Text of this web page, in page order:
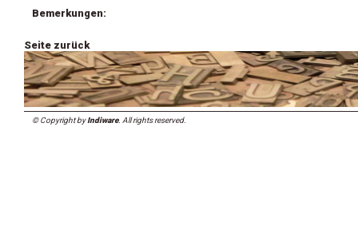
Bemerkungen:
Seite zurück
© Copyright byIndiware. All rights reserved.